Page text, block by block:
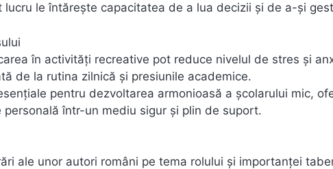
le întărește capacitatea de a lua decizii și de a-și
în activități recreative pot reduce nivelul de stres și
de la rutina zilnică și presiunile academice.
pentru dezvoltarea armonioasă a școlarului mic,
într-un mediu sigur și plin de suport.
ale unor autori români pe tema rolului și importanței